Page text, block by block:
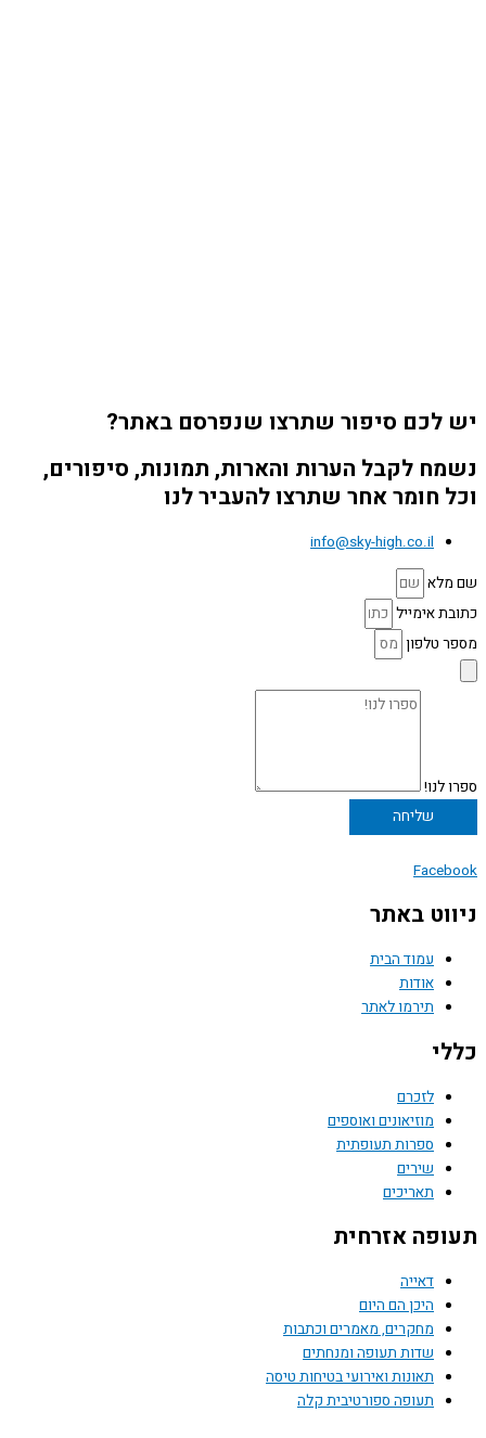
יש לכם סיפור שתרצו שנפרסם באתר?
נשמח לקבל הערות והארות, תמונות, סיפורים,
וכל חומר אחר שתרצו להעביר לנו
info@sky-high.co.il
שם מלא
כתובת אימייל
מספר טלפון
ספרו לנו!
שליחה
Facebook
ניווט באתר
עמוד הבית
אודות
תירמו לאתר
כללי
לזכרם
מוזיאונים ואוספים
ספרות תעופתית
שירים
תאריכים
תעופה אזרחית
דאייה
היכן הם היום
מחקרים, מאמרים וכתבות
שדות תעופה ומנחתים
תאונות ואירועי בטיחות טיסה
תעופה ספורטיבית קלה